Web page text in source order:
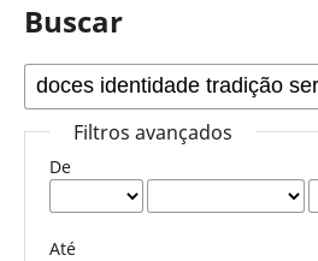
Buscar
Filtros avançados
De
Até